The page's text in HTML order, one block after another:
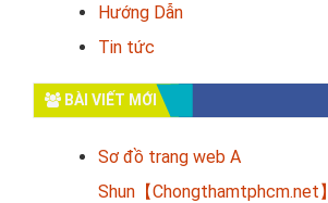
Hướng Dẫn
Tin tức
BÀI VIẾT MỚI
Sơ đồ trang web A
Shun【Chongthamtphcm.net】